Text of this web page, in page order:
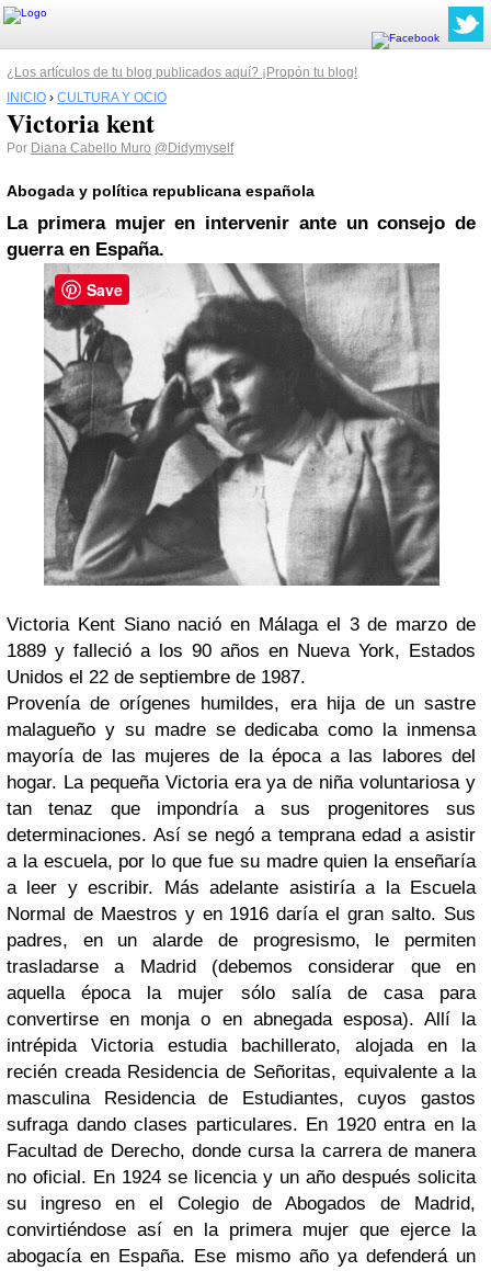
¿Los artículos de tu blog publicados aquí? ¡Propón tu blog!
INICIO › CULTURA Y OCIO
Victoria kent
Por Diana Cabello Muro @Didymyself
Abogada y política republicana española
La primera mujer en intervenir ante un consejo de
guerra en España.
Victoria Kent Siano nació en Málaga el 3 de marzo de
1889 y falleció a los 90 años en Nueva York, Estados
Unidos el 22 de septiembre de 1987.
Provenía de orígenes humildes, era hija de un sastre
malagueño y su madre se dedicaba como la inmensa
mayoría de las mujeres de la época a las labores del
hogar. La pequeña Victoria era ya de niña voluntariosa y
tan tenaz que impondría a sus progenitores sus
determinaciones. Así se negó a temprana edad a asistir
a la escuela, por lo que fue su madre quien la enseñaría
a leer y escribir. Más adelante asistiría a la Escuela
Normal de Maestros y en 1916 daría el gran salto. Sus
padres, en un alarde de progresismo, le permiten
trasladarse a Madrid (debemos considerar que en
aquella época la mujer sólo salía de casa para
convertirse en monja o en abnegada esposa). Allí la
intrépida Victoria estudia bachillerato, alojada en la
recién creada Residencia de Señoritas, equivalente a la
masculina Residencia de Estudiantes, cuyos gastos
sufraga dando clases particulares. En 1920 entra en la
Facultad de Derecho, donde cursa la carrera de manera
no oficial. En 1924 se licencia y un año después solicita
su ingreso en el Colegio de Abogados de Madrid,
convirtiéndose así en la primera mujer que ejerce la
abogacía en España. Ese mismo año ya defenderá un
Save